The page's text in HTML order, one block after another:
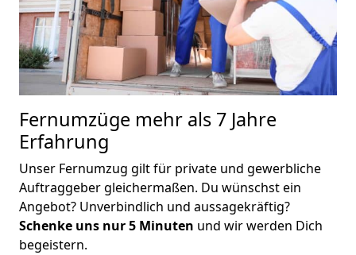
Fernumzüge mehr als 7 Jahre
Erfahrung
Unser Fernumzug gilt für private und gewerbliche
Auftraggeber gleichermaßen. Du wünschst ein
Angebot? Unverbindlich und aussagekräftig?
Schenke uns nur 5 Minuten und wir werden Dich
begeistern.